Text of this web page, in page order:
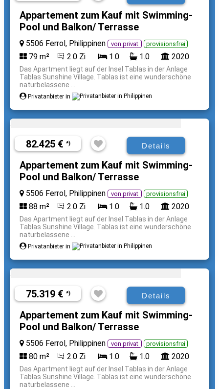
Appartement zum Kauf mit Swimming-
Pool und Balkon/ Terrasse
5506 Ferrol, Philippinen von privat provisionsfrei
79 m² 2.0 Zi 1.0 1.0 2020
Das Apartment liegt auf der Insel Tablas in der Anlage
Tablas Sunshine Village. Tablas ist eine wunderschöne
naturbelassene ...
Privatanbieter in
82.425 € *) Details
Appartement zum Kauf mit Swimming-
Pool und Balkon/ Terrasse
5506 Ferrol, Philippinen von privat provisionsfrei
88 m² 2.0 Zi 1.0 1.0 2020
Das Apartment liegt auf der Insel Tablas in der Anlage
Tablas Sunshine Village. Tablas ist eine wunderschöne
naturbelassene ...
Privatanbieter in
75.319 € *) Details
Appartement zum Kauf mit Swimming-
Pool und Balkon/ Terrasse
5506 Ferrol, Philippinen von privat provisionsfrei
80 m² 2.0 Zi 1.0 1.0 2020
Das Apartment liegt auf der Insel Tablas in der Anlage
Tablas Sunshine Village. Tablas ist eine wunderschöne
naturbelassene ...